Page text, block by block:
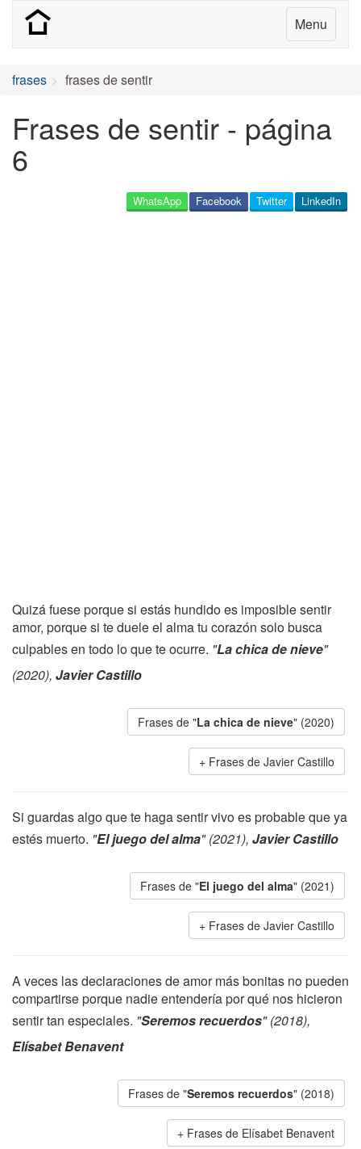
Menu
frases frases de sentir
Frases de sentir - página
6
LinkedIn
Twitter
Facebook
WhatsApp
Quizá fuese porque si estás hundido es imposible sentir
amor, porque si te duele el alma tu corazón solo busca
culpables en todo lo que te ocurre. "La chica de nieve"
(2020), Javier Castillo
Frases de "La chica de nieve" (2020)
Frases de Javier Castillo
Si guardas algo que te haga sentir vivo es probable que ya
estés muerto. "El juego del alma" (2021), Javier Castillo
Frases de "El juego del alma" (2021)
Frases de Javier Castillo
A veces las declaraciones de amor más bonitas no pueden
compartirse porque nadie entendería por qué nos hicieron
sentir tan especiales. "Seremos recuerdos" (2018),
Elísabet Benavent
Frases de "Seremos recuerdos" (2018)
Frases de Elísabet Benavent